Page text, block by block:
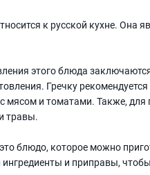
к русской кухне. Она
этого блюда
Гречку
мясом и томатами. Также,
травы.
блюдо, которое можно
и приправы,